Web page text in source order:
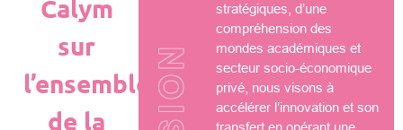
Calym
sur
l’ensemble
de la
stratégiques, d’une
compréhension des
mondes académiques et
secteur socio-économique
privé, nous visons à
accélérer l’innovation et son
transfert en opérant une